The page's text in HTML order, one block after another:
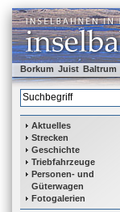
Borkum Juist Baltrum
Aktuelles
Strecken
Geschichte
Triebfahrzeuge
Personen- und
Güterwagen
Fotogalerien